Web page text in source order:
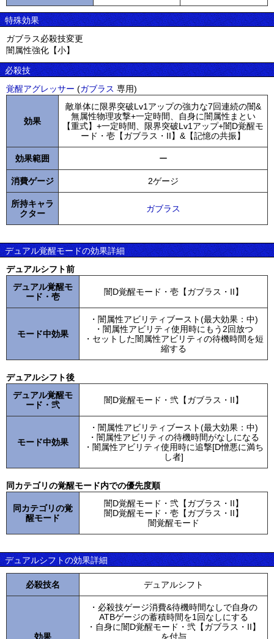
特殊効果
ガブラス必殺技変更
闇属性強化【小】
必殺技
覚醒アグレッサー (ガブラス 専用)
効果
敵単体に限界突破Lv1アップの強力な7回連続の闇&
無属性物理攻撃+一定時間、自身に闇属性まとい
【重式】+一定時間、限界突破Lv1アップ+闇D覚醒モ
ード・壱【ガブラス・II】&【記憶の共振】
効果範囲 ー
消費ゲージ 2ゲージ
所持キャラ
クター
ガブラス
デュアル覚醒モードの効果詳細
デュアルシフト前
デュアル覚醒モ
ード・壱
闇D覚醒モード・壱【ガブラス・II】
モード中効果
・闇属性アビリティブースト(最大効果：中)
・闇属性アビリティ使用時にもう2回放つ
・セットした闇属性アビリティの待機時間を短
縮する
デュアルシフト後
デュアル覚醒モ
ード・弐
闇D覚醒モード・弐【ガブラス・II】
モード中効果
・闇属性アビリティブースト(最大効果：中)
・闇属性アビリティの待機時間がなしになる
・闇属性アビリティ使用時に追撃[D憎悪に満ち
し者]
同カテゴリの覚醒モード内での優先度順
同カテゴリの覚
醒モード
闇D覚醒モード・弐【ガブラス・II】
闇D覚醒モード・壱【ガブラス・II】
闇覚醒モード
デュアルシフトの効果詳細
必殺技名 デュアルシフト
効果
・必殺技ゲージ消費&待機時間なしで自身の
ATBゲージの蓄積時間を1回なしにする
・自身に闇D覚醒モード・弐【ガブラス・II】
を付与